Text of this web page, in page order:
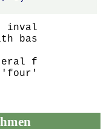
inval
bas
f
'four'